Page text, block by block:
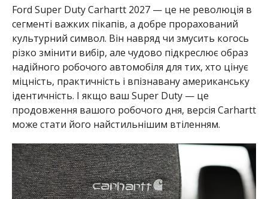
Ford Super Duty Carhartt 2027 — це не революція в
сегменті важких пікапів, а добре прорахований
культурний символ. Він навряд чи змусить когось
різко змінити вибір, але чудово підкреслює образ
надійного робочого автомобіля для тих, хто цінує
міцність, практичність і впізнавану американську
ідентичність. І якщо ваш Super Duty — це
продовження вашого робочого дня, версія Carhartt
може стати його найстильнішим втіленням.